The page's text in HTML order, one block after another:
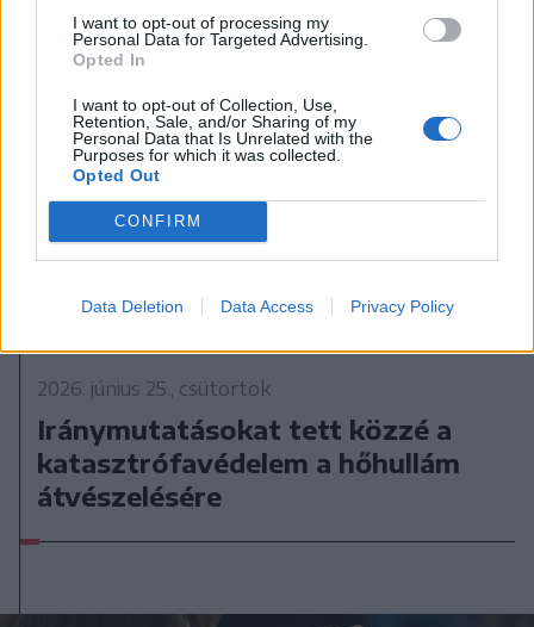
I want to opt-out of processing my
Personal Data for Targeted Advertising.
Opted In
I want to opt-out of Collection, Use,
Retention, Sale, and/or Sharing of my
Personal Data that Is Unrelated with the
Purposes for which it was collected.
Opted Out
CONFIRM
Data Deletion Data Access Privacy Policy
2026. június 25., csütörtök
Iránymutatásokat tett közzé a
katasztrófavédelem a hőhullám
átvészelésére